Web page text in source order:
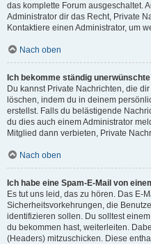
das komplette Forum ausgeschaltet.
Administrator dir das Recht, Private
Kontaktiere einen Administrator, um
Nach oben
Ich bekomme ständig
Du kannst Private Nachrichten, die
löschen, indem du in deinem
erstellst. Falls du belästigende
du dies auch einem Administrator
Mitglied dann verbieten, Private
Nach oben
Ich habe eine Spam-E-Mail von
Es tut uns leid, das zu hören. Das E-
Sicherheitsvorkehrungen, die
identifizieren sollen. Du solltest
du bekommen hast, weiterleiten.
(Headers) mitzuschicken. Diese